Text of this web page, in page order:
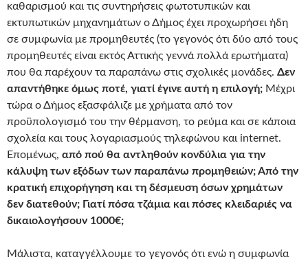
καθαρισμού και τις συντηρήσεις φωτοτυπικών και
εκτυπωτικών μηχανημάτων ο Δήμος έχει προχωρήσει ήδη
σε συμφωνία με προμηθευτές (το γεγονός ότι δύο από τους
προμηθευτές είναι εκτός Αττικής γεννά πολλά ερωτήματα)
που θα παρέχουν τα παραπάνω στις σχολικές μονάδες. Δεν
απαντήθηκε όμως ποτέ, γιατί έγινε αυτή η επιλογή; Μέχρι
τώρα ο Δήμος εξασφάλιζε με χρήματα από τον
προϋπολογισμό του την θέρμανση, το ρεύμα και σε κάποια
σχολεία και τους λογαριασμούς τηλεφώνου και internet.
Επομένως, από πού θα αντληθούν κονδύλια για την
κάλυψη των εξόδων των παραπάνω προμηθειών; Από την
κρατική επιχορήγηση και τη δέσμευση όσων χρημάτων
δεν διατεθούν; Γιατί πόσα τζάμια και πόσες κλειδαριές να
δικαιολογήσουν 1000€;
Μάλιστα, καταγγέλλουμε το γεγονός ότι ενώ η συμφωνία